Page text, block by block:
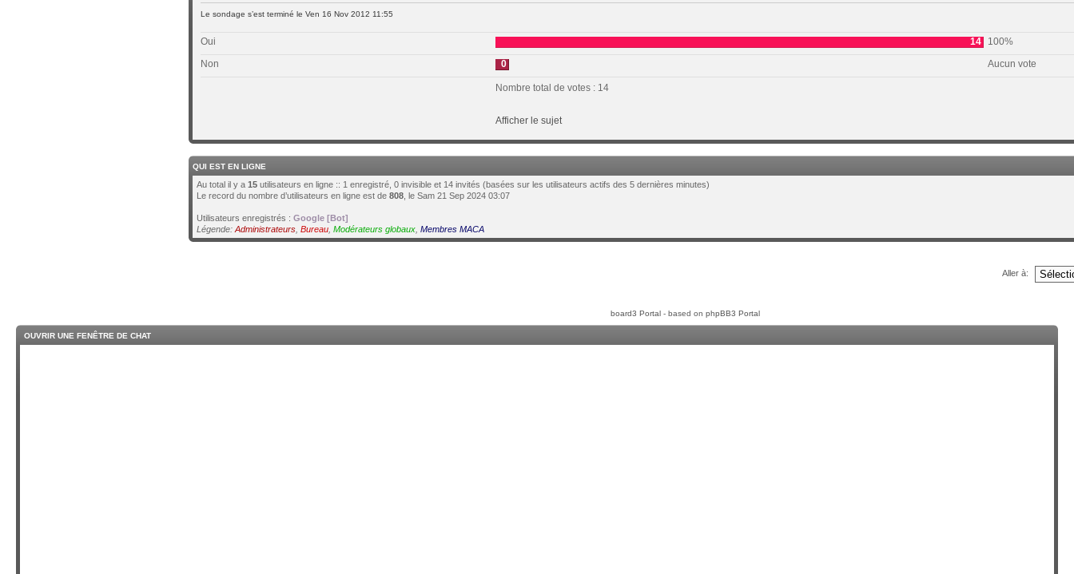
Le sondage s’est terminé le Ven 16 Nov 2012 11:55
Oui 14
100%
Non
0 Aucun vote
Nombre total de votes : 14
Afficher le sujet
QUI EST EN LIGNE
Au total il y a 15 utilisateurs en ligne :: 1 enregistré, 0 invisible et 14 invités (basées sur les utilisateurs actifs des 5 dernières minutes)
Le record du nombre d’utilisateurs en ligne est de 808 , le Sam 21 Sep 2024 03:07
Utilisateurs enregistrés : Google [Bot]
Légende: Administrateurs Bureau Modérateurs globaux Membres MACA
Aller à:
board3 Portal- based on phpBB3 Portal
OUVRIR UNE FENÊTRE DE CHAT